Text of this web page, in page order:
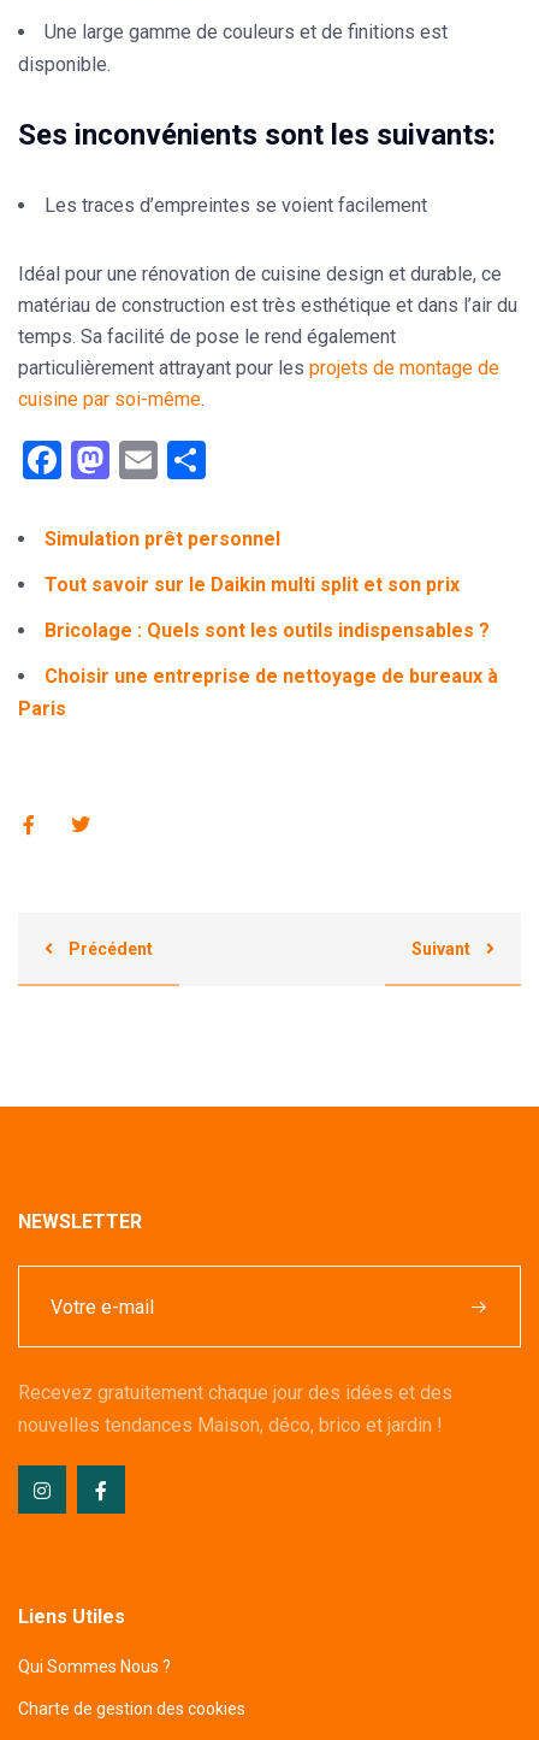
Une large gamme de couleurs et de finitions est
disponible.
Ses inconvénients sont les suivants:
Les traces d’empreintes se voient facilement
Idéal pour une rénovation de cuisine design et durable, ce
matériau de construction est très esthétique et dans l’air du
temps. Sa facilité de pose le rend également
particulièrement attrayant pour les projets de montage de
cuisine par soi-même.
Facebook
Mastodon
Email
Simulation prêt personnel
Tout savoir sur le Daikin multi split et son prix
Bricolage : Quels sont les outils indispensables ?
Choisir une entreprise de nettoyage de bureaux à
Paris
Précédent Suivant
NEWSLETTER
Recevez gratuitement chaque jour des idées et des
nouvelles tendances Maison, déco, brico et jardin !
Liens Utiles
Qui Sommes Nous ?
Charte de gestion des cookies